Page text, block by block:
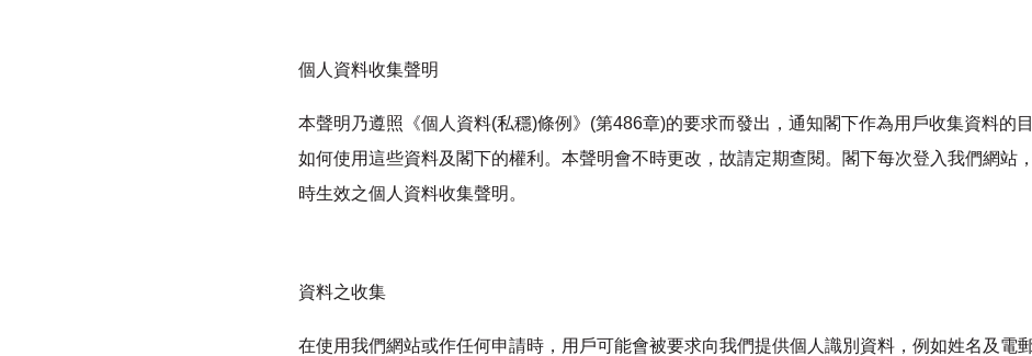
個人資料收集聲明
本聲明乃遵照《個人資料(私穩)條例》(第486章)的要求而發出，通知閣下作為用戶收集資料的
如何使用這些資料及閣下的權利。本聲明會不時更改，故請定期查閱。閣下每次登入我們網站
時生效之個人資料收集聲明。
資料之收集
在使用我們網站或作任何申請時，用戶可能會被要求向我們提供個人識別資料，例如姓名及電